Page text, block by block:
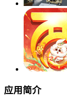
应用简介